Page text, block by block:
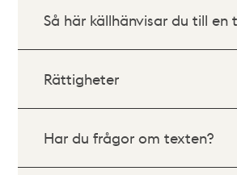
Så här källhänvisar du till en
Rättigheter
Har du frågor om texten?